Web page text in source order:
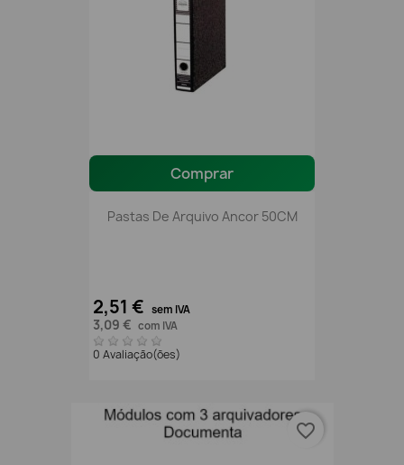
Comprar
Pastas De Arquivo Ancor 50CM
2,51 € sem IVA
3,09 € com IVA
0 Avaliação(ões)
favorite_border